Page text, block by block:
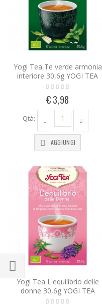
Yogi Tea Te verde armonia
interiore 30,6g YOGI TEA
€ 3,98
Qtà:
AGGIUNGI
Yogi Tea L'equilibrio delle
donne 30,6g YOGI TEA